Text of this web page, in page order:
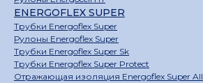
ENERGOFLEX SUPER
Трубки Energoflex Super
Рулоны Energoflex Super
Трубки Energoflex Super Sk
Трубки Energoflex Super Protect
Отражающая изоляция Energoflex Super All